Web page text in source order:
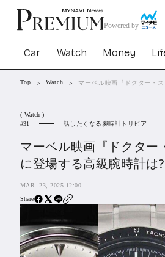
Powered by
Car Watch Money
Car Watch Money
住宅ローン
SBIネオトレード
All Articles
Top Watch マーベル映画『ドクター・
( Watch )
31
話したくなる腕時計トリビア
マーベル映画『ドクター
に登場する高級腕時計は?
MAR. 23, 2025 12:00
Share